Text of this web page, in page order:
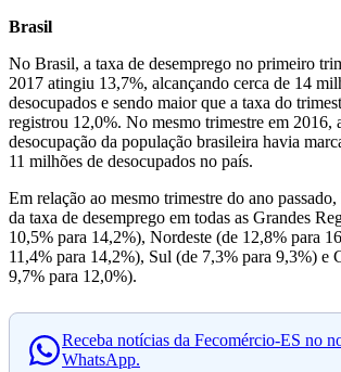
Brasil
No Brasil, a taxa de desemprego no primeiro
2017 atingiu 13,7%, alcançando cerca de 14
desocupados e sendo maior que a taxa do
registrou 12,0%. No mesmo trimestre em 2016,
desocupação da população brasileira havia
11 milhões de desocupados no país.
Em relação ao mesmo trimestre do ano
da taxa de desemprego em todas as Grandes
10,5% para 14,2%), Nordeste (de 12,8% para
11,4% para 14,2%), Sul (de 7,3% para 9,3%) e
9,7% para 12,0%).
Receba notícias da Fecomércio-ES no
WhatsApp.